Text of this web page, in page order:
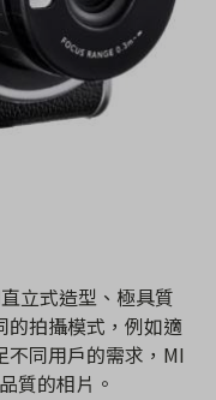
立式造型、極具質
的拍攝模式，例如適
不同用戶的需求，MI
質的相片。